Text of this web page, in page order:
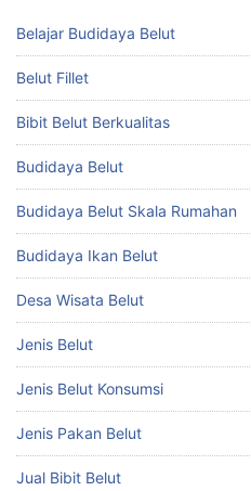
Belajar Budidaya Belut
Belut Fillet
Bibit Belut Berkualitas
Budidaya Belut
Budidaya Belut Skala Rumahan
Budidaya Ikan Belut
Desa Wisata Belut
Jenis Belut
Jenis Belut Konsumsi
Jenis Pakan Belut
Jual Bibit Belut